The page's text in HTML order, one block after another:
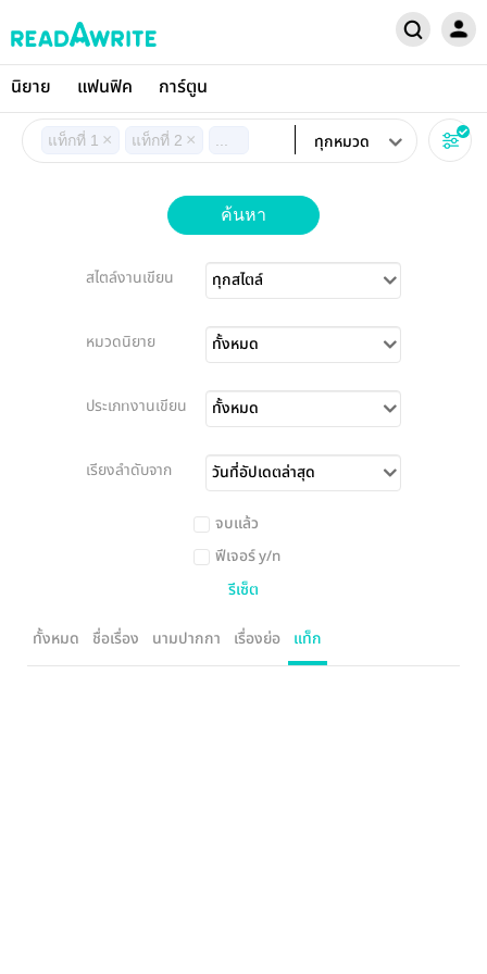
นิยาย แฟนฟิค การ์ตูน
แท็กที่ 1 × แท็กที่ 2 × ทุกหมวด
ค้นหา
สไตล์งานเขียน ทุกสไตล์
หมวดนิยาย ทั้งหมด
ประเภทงานเขียน ทั้งหมด
เรียงลำดับจาก วันที่อัปเดตล่าสุด
จบแล้ว
ฟีเจอร์ y/n
รีเซ็ต
ทั้งหมด ชื่อเรื่อง นามปากกา เรื่องย่อ แท็ก